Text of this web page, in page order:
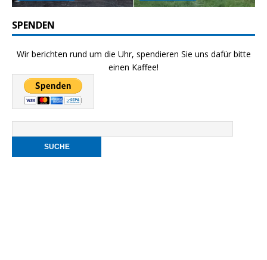
SPENDEN
Wir berichten rund um die Uhr, spendieren Sie uns dafür bitte
einen Kaffee!